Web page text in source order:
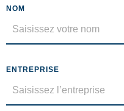
NOM
ENTREPRISE